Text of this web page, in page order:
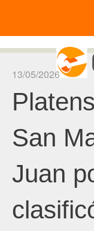
13/05/2026
San
Juan